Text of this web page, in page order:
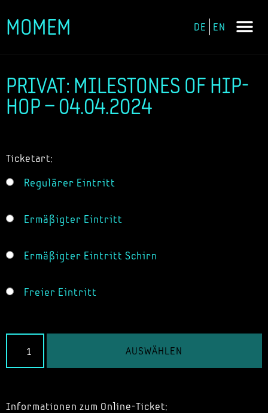
Zum
MOMEM DE EN
PRIVAT: MILESTONES OF HIP-
HOP – 04.04.2024
Ticketart:
Regulärer Eintritt
Ermäßigter Eintritt
Ermäßigter Eintritt Schirn
Freier Eintritt
AUSWÄHLEN
Informationen zum Online-Ticket: